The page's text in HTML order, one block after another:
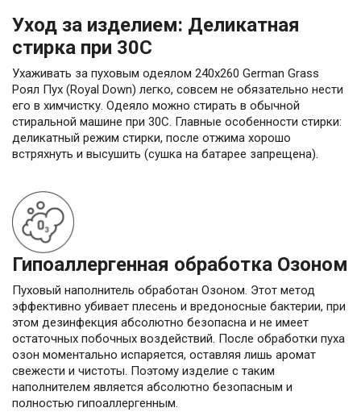
Уход за изделием: Деликатная
стирка при 30С
Ухаживать за пуховым одеялом 240х260 German Grass
Роял Пух (Royal Down) легко, совсем не обязательно нести
его в химчистку. Одеяло можно стирать в обычной
стиральной машине при 30С. Главные особенности стирки:
деликатный режим стирки, после отжима хорошо
встряхнуть и высушить (сушка на батарее запрещена).
Гипоаллергенная обработка Озоном
Пуховый наполнитель обработан Озоном. Этот метод
эффективно убивает плесень и вредоносные бактерии, при
этом дезинфекция абсолютно безопасна и не имеет
остаточных побочных воздействий. После обработки пуха
озон моментально испаряется, оставляя лишь аромат
свежести и чистоты. Поэтому изделие с таким
наполнителем является абсолютно безопасным и
полностью гипоаллергенным.